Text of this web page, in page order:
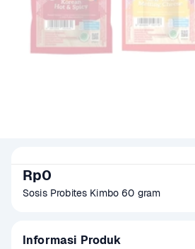
Rp0
Sosis Probites Kimbo 60 gram
Informasi Produk